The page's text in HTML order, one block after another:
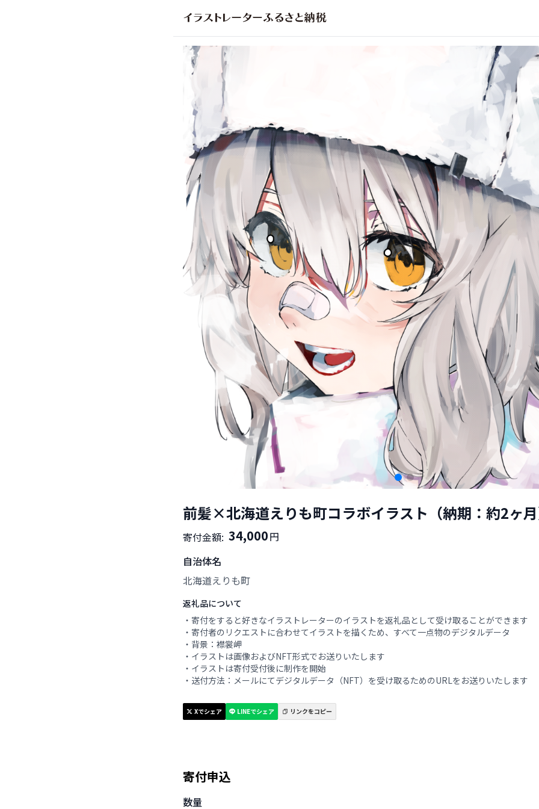
前髪×北海道えりも町コラボイラスト（納期：約2ヶ
寄付金額: 34,000円
自治体名
北海道えりも町
返礼品について
・寄付をすると好きなイラストレーターのイラストを返礼品として受け取ることができます
・寄付者のリクエストに合わせてイラストを描くため、すべて一点物のデジタルデータ
・背景：襟裳岬
・イラストは画像およびNFT形式でお送りいたします
・イラストは寄付受付後に制作を開始
・送付方法：メールにてデジタルデータ（NFT）を受け取るためのURLをお送りいたします
Xでシェア LINEでシェア リンクをコピー
寄付申込
数量